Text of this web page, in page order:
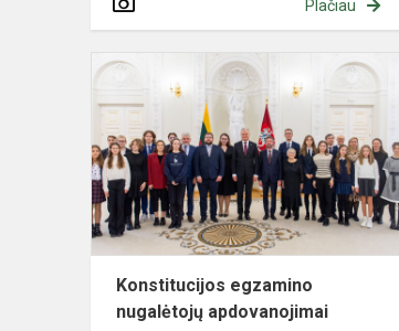
Plačiau
Konstitucijos egzamino
nugalėtojų apdovanojimai